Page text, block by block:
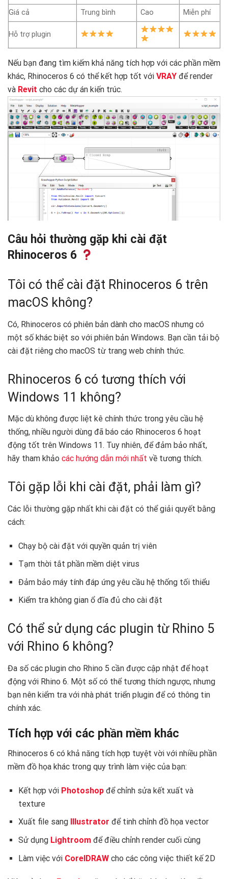
Giá cả Trung bình Cao Miễn phí
Hỗ trợ plugin
Nếu bạn đang tìm kiếm khả năng tích hợp với các phần mềm
khác, Rhinoceros 6 có thể kết hợp tốt với VRAY để render
và Revit cho các dự án kiến trúc.
Câu hỏi thường gặp khi cài đặt
Rhinoceros 6
Tôi có thể cài đặt Rhinoceros 6 trên
macOS không?
Có, Rhinoceros có phiên bản dành cho macOS nhưng có
một số khác biệt so với phiên bản Windows. Bạn cần tải bộ
cài đặt riêng cho macOS từ trang web chính thức.
Rhinoceros 6 có tương thích với
Windows 11 không?
Mặc dù không được liệt kê chính thức trong yêu cầu hệ
thống, nhiều người dùng đã báo cáo Rhinoceros 6 hoạt
động tốt trên Windows 11. Tuy nhiên, để đảm bảo nhất,
hãy tham khảo các hướng dẫn mới nhất về tương thích.
Tôi gặp lỗi khi cài đặt, phải làm gì?
Các lỗi thường gặp nhất khi cài đặt có thể giải quyết bằng
cách:
Chạy bộ cài đặt với quyền quản trị viên
Tạm thời tắt phần mềm diệt virus
Đảm bảo máy tính đáp ứng yêu cầu hệ thống tối thiểu
Kiểm tra không gian ổ đĩa đủ cho cài đặt
Có thể sử dụng các plugin từ Rhino 5
với Rhino 6 không?
Đa số các plugin cho Rhino 5 cần được cập nhật để hoạt
động với Rhino 6. Một số có thể tương thích ngược, nhưng
bạn nên kiểm tra với nhà phát triển plugin để có thông tin
chính xác.
Tích hợp với các phần mềm khác
Rhinoceros 6 có khả năng tích hợp tuyệt vời với nhiều phần
mềm đồ họa khác trong quy trình làm việc của bạn:
Kết hợp với Photoshopđể chỉnh sửa kết xuất và
texture
Xuất file sang
Illustrator để tinh chỉnh đồ họa vector
Sử dụng Lightroomđể điều chỉnh render cuối cùng
Làm việc với CorelDRAWcho các công việc thiết kế 2D